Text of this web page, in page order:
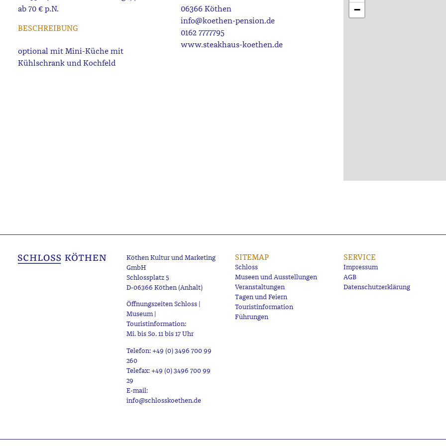
ab 70 € p.N.
BESCHREIBUNG
optional mit Mini-Küche mit
06366 Köthen
info@koethen-pension.de
0162 7777795
www.steakhaus-koethen.de
−
Köthen Kultur und Marketing
GmbH
Schlossplatz 5
D-06366 Köthen (Anhalt)
Öffnungszeiten Schloss |
Museum |
Touristinformation:
Mi. bis So. 11 bis 17 Uhr
Telefon: +49 (0) 3496 700 99
260
Telefax: +49 (0) 3496 700 99
29
E-mail:
info@schlosskoethen.de
SITEMAP
Schloss
Museen und Ausstellungen
Veranstaltungen
Tagen und Feiern
Touristinformation
Führungen
SERVICE
Impressum
AGB
Datenschutzerklärung